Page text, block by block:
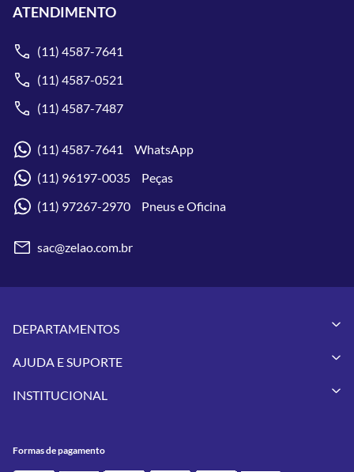
ATENDIMENTO
(11) 4587-7641
(11) 4587-0521
(11) 4587-7487
(11) 4587-7641 WhatsApp
(11) 96197-0035 Peças
(11) 97267-2970 Pneus e Oficina
sac@zelao.com.br
DEPARTAMENTOS
Vestuários
Pneus
Utilidades
AJUDA E SUPORTE
Meus Pedidos
INSTITUCIONAL
Contato
Formas de pagamento